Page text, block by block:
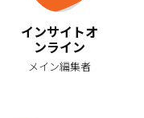
インサイトオ
ンライン
メイン編集者